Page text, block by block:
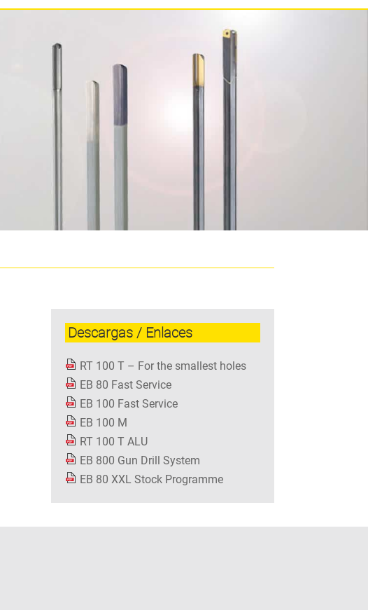
Descargas / Enlaces
RT 100 T – For the smallest holes
EB 80 Fast Service
EB 100 Fast Service
EB 100 M
RT 100 T ALU
EB 800 Gun Drill System
EB 80 XXL Stock Programme